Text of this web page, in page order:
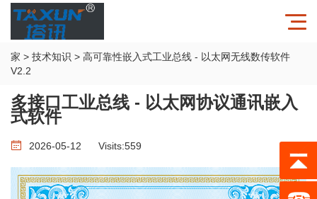
家 > 技术知识 > 高可靠性嵌入式工业总线 - 以太网无线数传软件
V2.2
多接口工业总线 - 以太网协议通讯嵌入
式软件
2026-05-12 Visits:559